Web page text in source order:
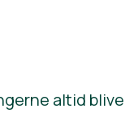
altid blive